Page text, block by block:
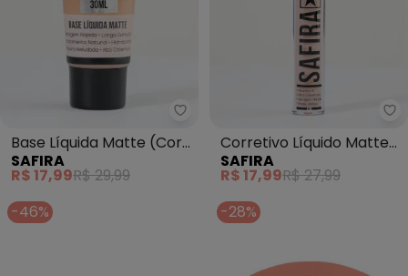
Safira - Base Líquida Matte (Cor
Base Líquida Matte (Cor
N° 3) 30 Ml
SAFIRA
R$ 17,99R$ 29,99
Corretivo Líquido Matte
(Cor N° 2) 4 Ml
SAFIRA
R$ 17,99R$ 27,99
-46%
-28%